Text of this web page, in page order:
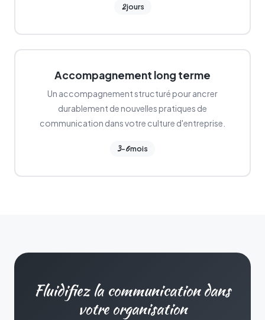
2jours
Accompagnement long terme
Un accompagnement structuré pour ancrer
durablement de nouvelles pratiques de
communication dans votre culture d'entreprise.
3-6mois
Fluidifiez la communication dans
votre organisation